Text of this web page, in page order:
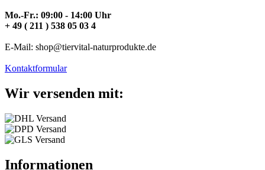
Mo.-Fr.: 09:00 - 14:00 Uhr
+ 49 ( 211 ) 538 05 03 4
E-Mail: shop@tiervital-naturprodukte.de
Kontaktformular
Wir versenden mit:
Informationen